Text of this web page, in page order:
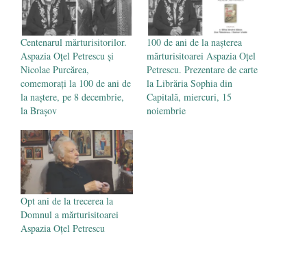
Centenarul mărturisitorilor.
Aspazia Oțel Petrescu și
Nicolae Purcărea,
comemorați la 100 de ani de
la naștere, pe 8 decembrie,
la Brașov
100 de ani de la nașterea
mărturisitoarei Aspazia Oțel
Petrescu. Prezentare de carte
la Librăria Sophia din
Capitală, miercuri, 15
noiembrie
Opt ani de la trecerea la
Domnul a mărturisitoarei
Aspazia Oțel Petrescu